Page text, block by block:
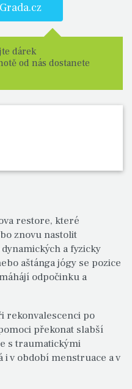
dárek
od nás dostanete
restore, které
znovu nastolit
a fyzicky
aštánga jógy se pozice
odpočinku a
rekonvalescenci po
překonat slabší
s traumatickými
i v období menstruace a v